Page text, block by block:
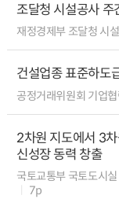
조달청 시설공사
재정경제부 조달청 시
건설업종 표준하도
공정거래위원회 기업
2차원 지도에서 3
신성장 동력 창출
국토교통부 국토도시
7p